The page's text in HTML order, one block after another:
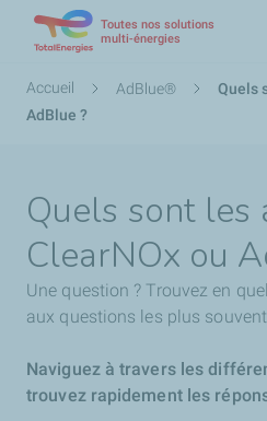
Toutes nos solutions
multi-énergies
Fil
d'Ariane
Accueil AdBlue®
Quels
AdBlue ?
Quels sont les
ClearNOx ou
Une question ? Trouvez en
aux questions les plus
Naviguez à travers les
trouvez rapidement les